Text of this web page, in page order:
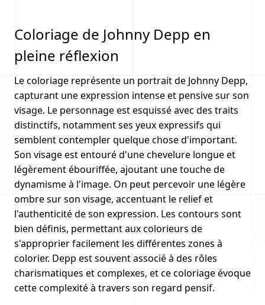
Coloriage de Johnny Depp en
pleine réflexion
Le coloriage représente un portrait de Johnny Depp,
capturant une expression intense et pensive sur son
visage. Le personnage est esquissé avec des traits
distinctifs, notamment ses yeux expressifs qui
semblent contempler quelque chose d'important.
Son visage est entouré d'une chevelure longue et
légèrement ébouriffée, ajoutant une touche de
dynamisme à l'image. On peut percevoir une légère
ombre sur son visage, accentuant le relief et
l'authenticité de son expression. Les contours sont
bien définis, permettant aux colorieurs de
s'approprier facilement les différentes zones à
colorier. Depp est souvent associé à des rôles
charismatiques et complexes, et ce coloriage évoque
cette complexité à travers son regard pensif.